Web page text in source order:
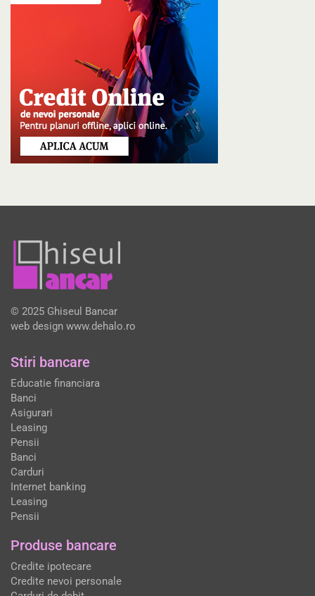
© 2025 Ghiseul Bancar
web design www.dehalo.ro
Stiri bancare
Educatie financiara
Banci
Asigurari
Leasing
Pensii
Banci
Carduri
Internet banking
Leasing
Pensii
Produse bancare
Credite ipotecare
Credite nevoi personale